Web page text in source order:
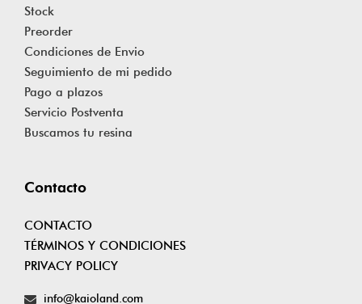
Contacto
CONTACTO
TÉRMINOS Y CONDICIONES
PRIVACY POLICY
info@kaioland.com
Stock
Preorder
Condiciones de Envio
Seguimiento de mi pedido
Pago a plazos
Servicio Postventa
Buscamos tu resina